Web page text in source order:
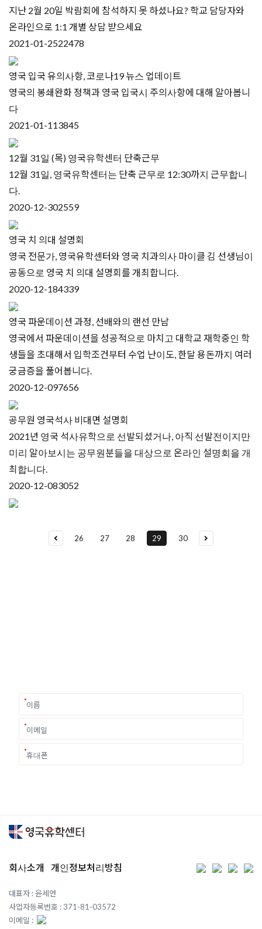
지난 2월 20일 박람회에 참석하지 못 하셨나요? 학교 담당자와
온라인으로 1:1 개별 상담 받으세요
2021-01-2522478
영국 입국 유의사항, 코로나19 뉴스 업데이트
영국의 봉쇄완화 정책과 영국 입국시 주의사항에 대해 알아봅니
다
2021-01-113845
12월 31일 (목) 영국유학센터 단축근무
12월 31일, 영국유학센터는 단축 근무로 12:30까지 근무합니
다.
2020-12-302559
영국 치 의대 설명회
영국 전문가, 영국유학센터와 영국 치과의사 마이클 김 선생님이
공동으로 영국 치 의대 설명회를 개최합니다.
2020-12-184339
영국 파운데이션 과정, 선배와의 랜선 만남
영국에서 파운데이션을 성공적으로 마치고 대학교 재학중인 학
생들을 초대해서 입학조건부터 수업 난이도, 한달 용돈까지 여러
궁금증을 풀어봅니다.
2020-12-097656
공무원 영국석사 비대면 설명회
2021년 영국 석사유학으로 선발되셨거나, 아직 선발전이지만
미리 알아보시는 공무원분들을 대상으로 온라인 설명회을 개
최합니다.
2020-12-083052
26 27 28 29 30
회사소개 개인정보처리방침
대표자 : 윤세연
사업자등록번호 : 371-81-03572
이메일 :